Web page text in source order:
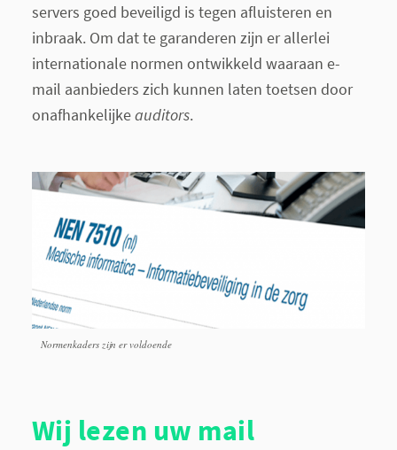
servers goed beveiligd is tegen afluisteren en
inbraak. Om dat te garanderen zijn er allerlei
internationale normen ontwikkeld waaraan e-
mail aanbieders zich kunnen laten toetsen door
onafhankelijkeauditors.
Normenkaders zijn er voldoende
Wij lezen uw mail